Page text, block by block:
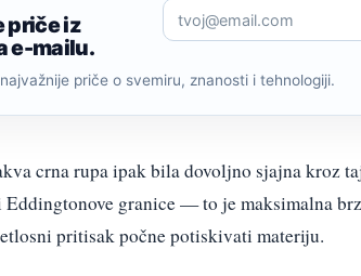
priče iz
e-mailu.
priče o svemiru, znanosti i tehnologiji.
crna rupa ipak bila dovoljno sjajna kroz
Eddingtonove granice — to je maksimalna
pritisak počne potiskivati materiju.